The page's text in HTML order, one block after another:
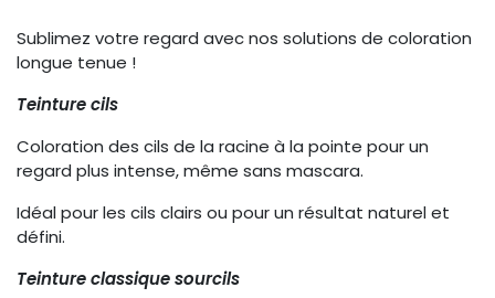
Sublimez votre regard avec nos solutions de coloration
longue tenue !
Teinture cils
Coloration des cils de la racine à la pointe pour un
regard plus intense, même sans mascara.
Idéal pour les cils clairs ou pour un résultat naturel et
défini.
Teinture classique sourcils